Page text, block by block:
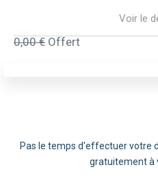
Voir le
0,00 € Offert
Pas le temps d'effectuer votre
gratuitement à